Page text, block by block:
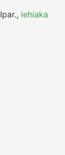
Ipar., lehiaka